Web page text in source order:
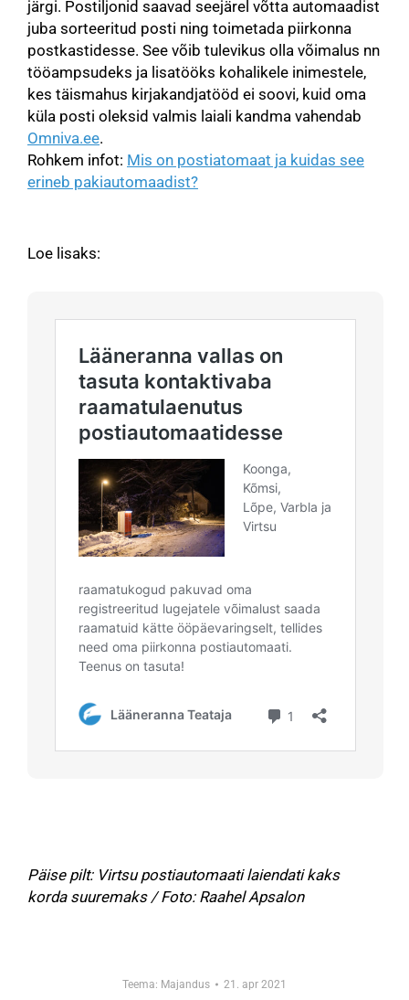
järgi. Postiljonid saavad seejärel võtta automaadist
juba sorteeritud posti ning toimetada piirkonna
postkastidesse. See võib tulevikus olla võimalus nn
tööampsudeks ja lisatööks kohalikele inimestele,
kes täismahus kirjakandjatööd ei soovi, kuid oma
küla posti oleksid valmis laiali kandma vahendab
Omniva.ee.
Rohkem infot: Mis on postiatomaat ja kuidas see
erineb pakiautomaadist?
Loe lisaks:
Päise pilt: Virtsu postiautomaati laiendati kaks
korda suuremaks / Foto: Raahel Apsalon
Teema: Majandus 21. apr 2021